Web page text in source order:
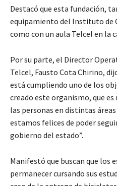
Destacó que esta fundación,
equipamiento del Instituto de
como con un aula Telcel en la
Por su parte, el Director
Telcel, Fausto Cota Chirino,
está cumpliendo uno de los
creado este organismo, que es
las personas en distintas
estamos felices de poder
gobierno del estado”.
Manifestó que buscan que los
permanecer cursando sus